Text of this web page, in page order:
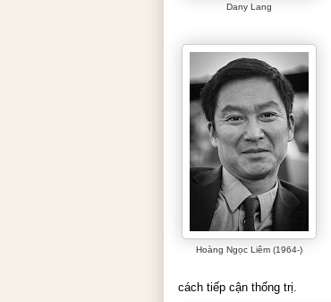
Dany Lang
Hoàng Ngọc Liêm (1964-)
cách tiếp cận thống trị.